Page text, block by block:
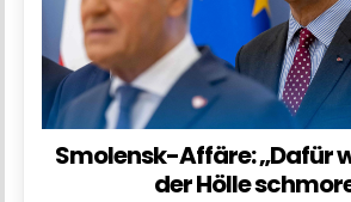
Smolensk-Affäre: „Dafür
der Hölle